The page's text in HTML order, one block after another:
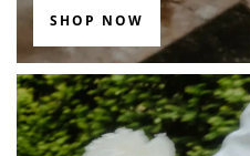
SHOP NOW